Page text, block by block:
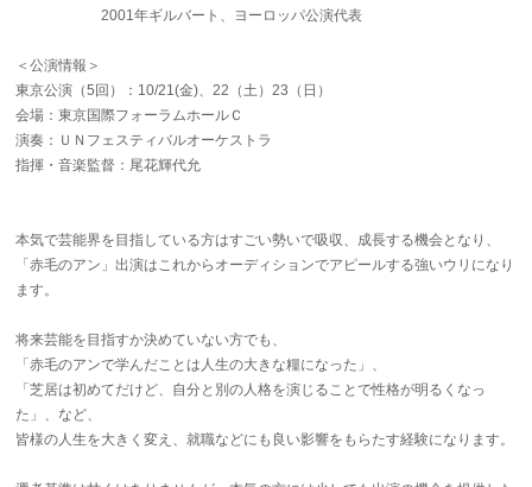
2001年ギルバート、ヨーロッパ公演代表
＜公演情報＞
東京公演（5回）：10/21(金)、22（土）23（日）
会場：東京国際フォーラムホールＣ
演奏：ＵＮフェスティバルオーケストラ
指揮・音楽監督：尾花輝代允
本気で芸能界を目指している方はすごい勢いで吸収、成長する機会となり、
「赤毛のアン」出演はこれからオーディションでアピールする強いウリになり
ます。
将来芸能を目指すか決めていない方でも、
「赤毛のアンで学んだことは人生の大きな糧になった」、
「芝居は初めてだけど、自分と別の人格を演じることで性格が明るくなっ
た」、など、
皆様の人生を大きく変え、就職などにも良い影響をもらたす経験になります。